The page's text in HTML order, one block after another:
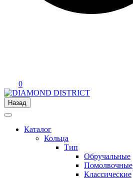
0
Назад
Каталог
Кольца
Тип
Обручальные
Помолвочные
Классические